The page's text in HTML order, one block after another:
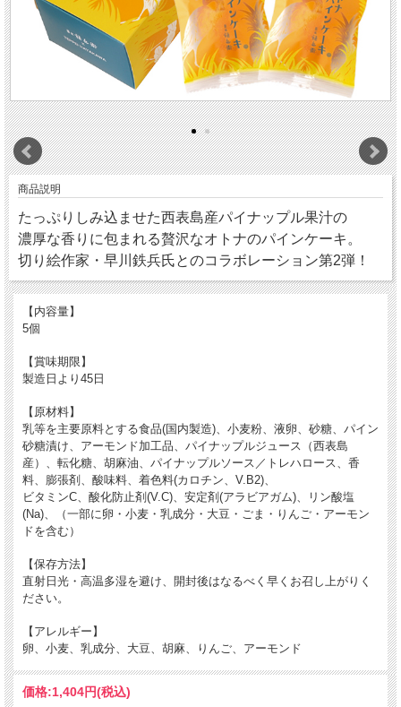
商品説明
たっぷりしみ込ませた西表島産パイナップル果汁の
濃厚な香りに包まれる贅沢なオトナのパインケーキ。
切り絵作家・早川鉄兵氏とのコラボレーション第2弾！
【内容量】
5個
【賞味期限】
製造日より45日
【原材料】
乳等を主要原料とする食品(国内製造)、小麦粉、液卵、砂糖、パイン
砂糖漬け、アーモンド加工品、パイナップルジュース（西表島
産）、転化糖、胡麻油、パイナップルソース／トレハロース、香
料、膨張剤、酸味料、着色料(カロチン、V.B2)、
ビタミンC、酸化防止剤(V.C)、安定剤(アラビアガム)、リン酸塩
(Na)、（一部に卵・小麦・乳成分・大豆・ごま・りんご・アーモン
ドを含む）
【保存方法】
直射日光・高温多湿を避け、開封後はなるべく早くお召し上がりく
ださい。
【アレルギー】
卵、小麦、乳成分、大豆、胡麻、りんご、アーモンド
価格:1,404円(税込)